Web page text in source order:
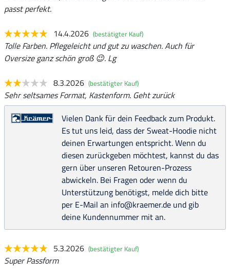
passt perfekt.
14.4.2026 (bestätigter Kauf)
Tolle Farben. Pflegeleicht und gut zu waschen. Auch für
Oversize ganz schön groß 😉. Lg
8.3.2026 (bestätigter Kauf)
Sehr seltsames Format, Kastenform. Geht zurück
Vielen Dank für dein Feedback zum Produkt.
Es tut uns leid, dass der Sweat-Hoodie nicht
deinen Erwartungen entspricht. Wenn du
diesen zurückgeben möchtest, kannst du das
gern über unseren Retouren-Prozess
abwickeln. Bei Fragen oder wenn du
Unterstützung benötigst, melde dich bitte
per E-Mail an info@kraemer.de und gib
deine Kundennummer mit an.
5.3.2026 (bestätigter Kauf)
Super Passform